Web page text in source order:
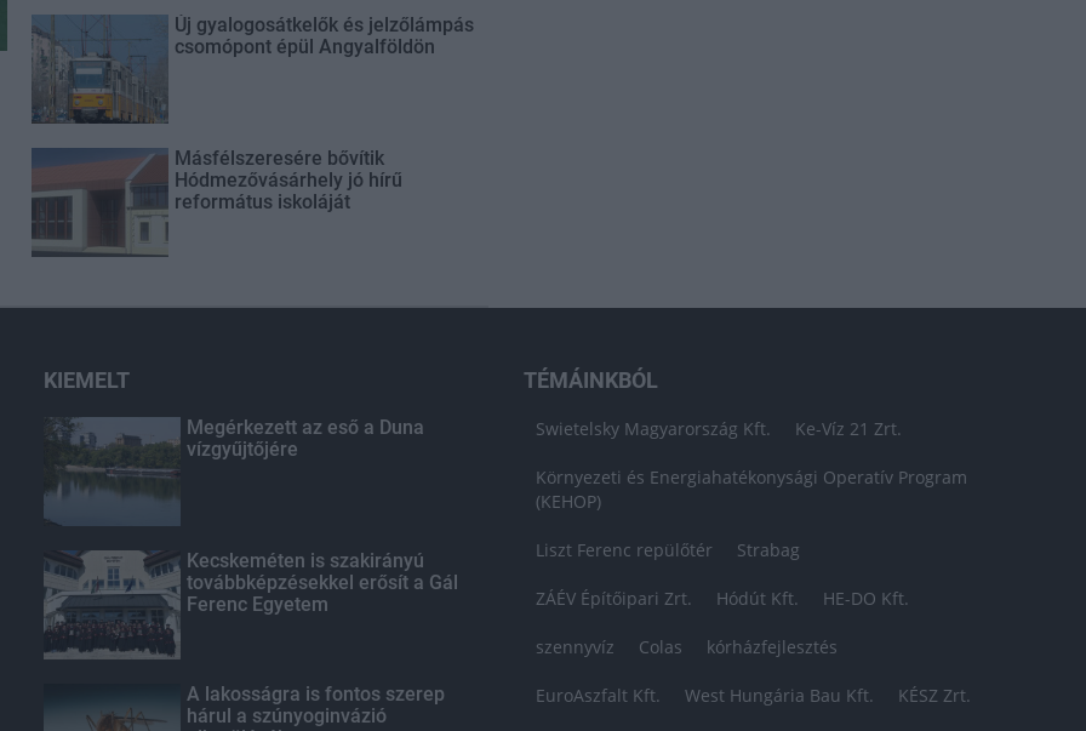
Új gyalogosátkelők és jelzőlámpás
csomópont épül Angyalföldön
Másfélszeresére bővítik
Hódmezővásárhely jó hírű
református iskoláját
KIEMELT
Megérkezett az eső a Duna
vízgyűjtőjére
Kecskeméten is szakirányú
továbbképzésekkel erősít a Gál
Ferenc Egyetem
A lakosságra is fontos szerep
hárul a szúnyoginvázió
TÉMÁINKBÓL
Swietelsky Magyarország Kft. Ke-Víz 21 Zrt.
Környezeti és Energiahatékonysági Operatív Program
(KEHOP)
Liszt Ferenc repülőtér Strabag
ZÁÉV Építőipari Zrt. Hódút Kft. HE-DO Kft.
szennyvíz Colas kórházfejlesztés
EuroAszfalt Kft. West Hungária Bau Kft. KÉSZ Zrt.